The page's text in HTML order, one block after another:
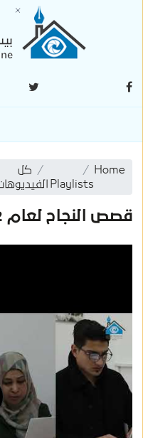
Home
Playlists
كل
قصص النجاح لعام 2022 - بيت الصحافة